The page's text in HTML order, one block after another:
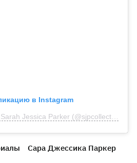
в Instagram
Публикация от SJP by Sarah Jessica Parker (@sjpcollection)
Сара Джессика Паркер